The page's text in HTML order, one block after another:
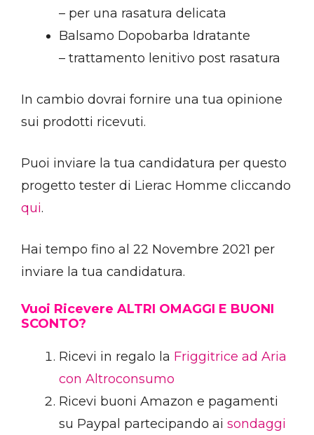
– per una rasatura delicata
Balsamo Dopobarba Idratante
– trattamento lenitivo post rasatura
In cambio dovrai fornire una tua opinione
sui prodotti ricevuti.
Puoi inviare la tua candidatura per questo
progetto tester di Lierac Homme cliccando
qui.
Hai tempo fino al 22 Novembre 2021 per
inviare la tua candidatura.
Vuoi Ricevere ALTRI OMAGGI E BUONI
SCONTO?
Ricevi in regalo la Friggitrice ad Aria
con Altroconsumo
Ricevi buoni Amazon e pagamenti
su Paypal partecipando ai sondaggi